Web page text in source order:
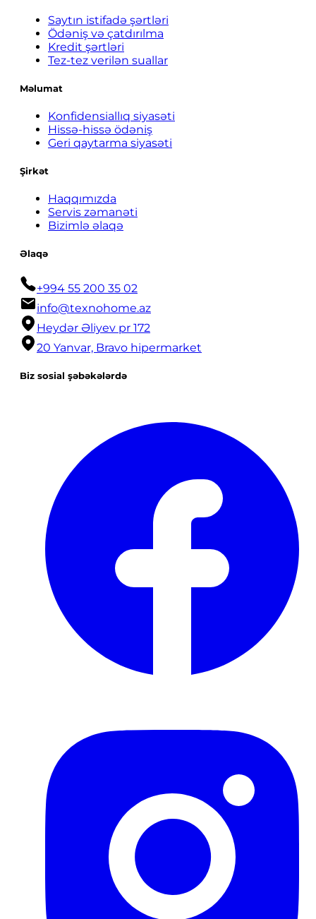
Saytın istifadə şərtləri
Ödəniş və çatdırılma
Kredit şərtləri
Tez-tez verilən suallar
Məlumat
Konfidensiallıq siyasəti
Hissə-hissə ödəniş
Geri qaytarma siyasəti
Şirkət
Haqqımızda
Servis zəmanəti
Bizimlə əlaqə
Əlaqə
+994 55 200 35 02
info@texnohome.az
Heydər Əliyev pr 172
20 Yanvar, Bravo hipermarket
Biz sosial şəbəkələrdə